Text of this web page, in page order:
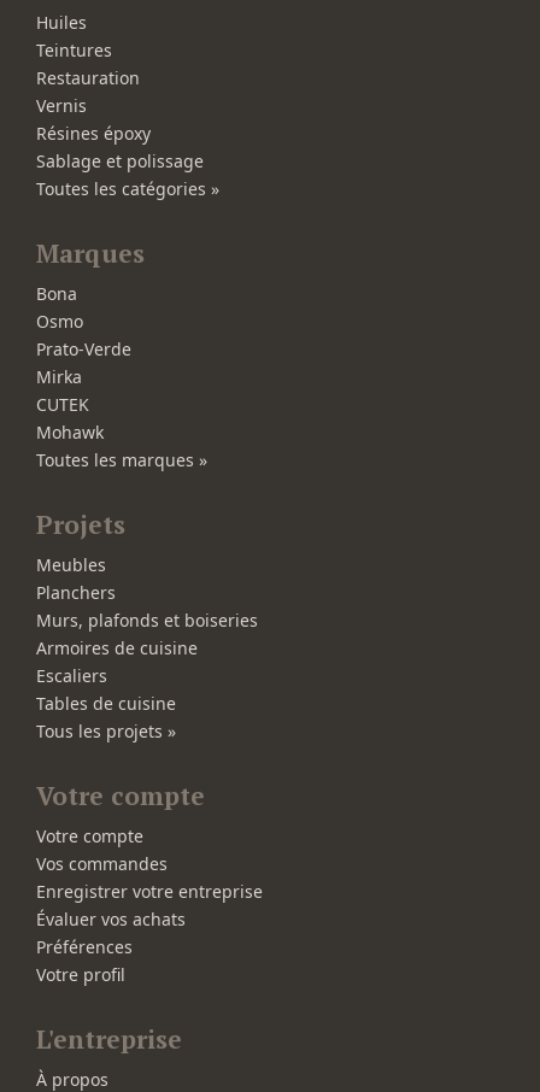
Huiles
Teintures
Restauration
Vernis
Résines époxy
Sablage et polissage
Toutes les catégories »
Marques
Bona
Osmo
Prato-Verde
Mirka
CUTEK
Mohawk
Toutes les marques »
Projets
Meubles
Planchers
Murs, plafonds et boiseries
Armoires de cuisine
Escaliers
Tables de cuisine
Tous les projets »
Votre compte
Votre compte
Vos commandes
Enregistrer votre entreprise
Évaluer vos achats
Préférences
Votre profil
L'entreprise
À propos